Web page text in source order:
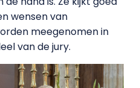
wensen van
meegenomen in
van de jury.